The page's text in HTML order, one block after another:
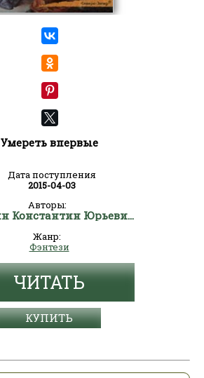
Умереть впервые
Дата поступления
2015-04-03
Авторы:
Бояндин Константин Юрьевич Sagari
Жанр:
Фэнтези
ЧИТАТЬ
КУПИТЬ